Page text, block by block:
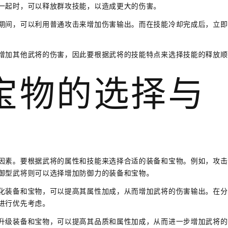
时，可以释放群攻技能，以造成更大的伤害。
，可以利用普通攻击来增加伤害输出。而在技能冷却完成后，立即
其他武将的伤害，因此要根据武将的技能特点来选择技能的释放顺
物的选择与
。要根据武将的属性和技能来选择合适的装备和宝物。例如，攻击
武将则可以选择增加防御力的装备和宝物。
备和宝物，可以提高其属性加成，从而增加武将的伤害输出。在分
优先考虑。
装备和宝物，可以提高其品质和属性加成，从而进一步增加武将的